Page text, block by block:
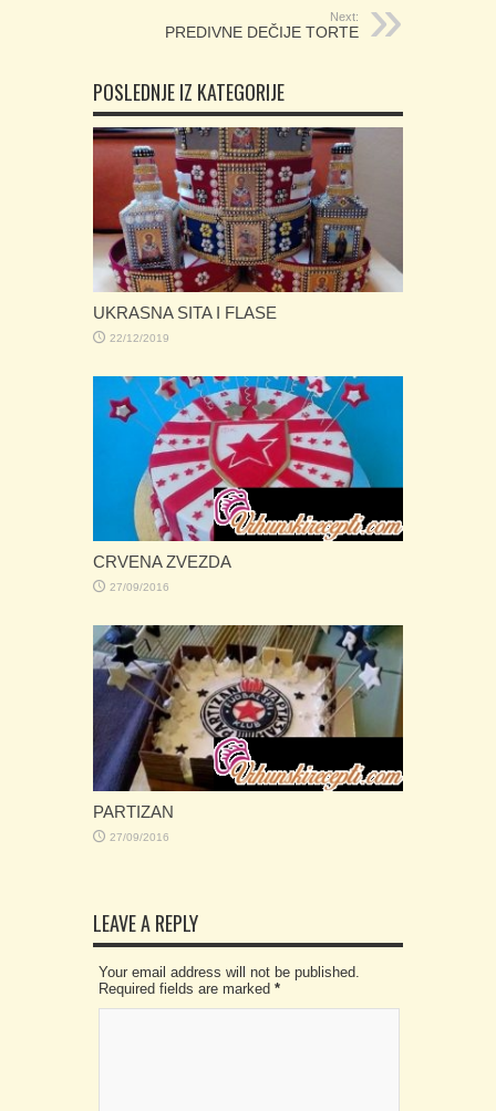
Next:
PREDIVNE DEČIJE TORTE
POSLEDNJE IZ KATEGORIJE
UKRASNA SITA I FLASE
22/12/2019
CRVENA ZVEZDA
27/09/2016
PARTIZAN
27/09/2016
LEAVE A REPLY
Your email address will not be published.
Required fields are marked *